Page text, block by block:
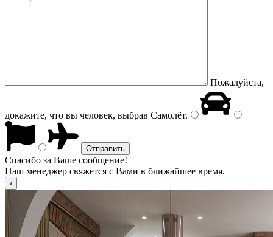
Пожалуйста,
докажите, что вы человек, выбрав Самолёт.
Спасибо за Ваше сообщение!
Наш менеджер свяжется с Вами в ближайшее время.